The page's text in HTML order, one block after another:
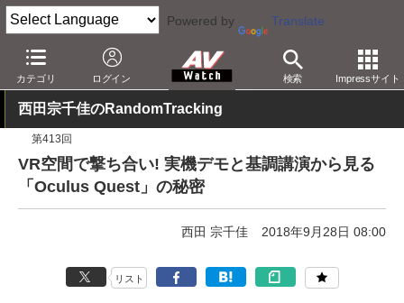
Powered by Translate
カテゴリ ログイン 検索 Impressサイト
AV Watch コンテンツ・サービス VR
西田宗千佳のRandomTracking
第413回
VR空間で撃ち合い! 実機デモと基調講演から見る
「Oculus Quest」の秘密
西田 宗千佳 2018年9月28日 08:00
リスト